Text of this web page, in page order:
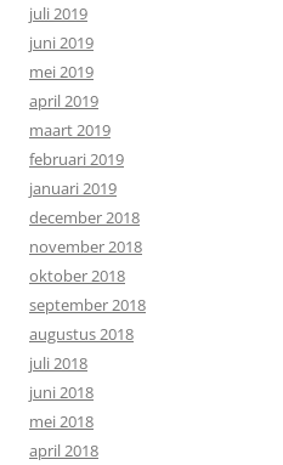
juli 2019
juni 2019
mei 2019
april 2019
maart 2019
februari 2019
januari 2019
december 2018
november 2018
oktober 2018
september 2018
augustus 2018
juli 2018
juni 2018
mei 2018
april 2018